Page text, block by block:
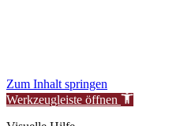
Zum Inhalt springen
Werkzeugleiste öffnen